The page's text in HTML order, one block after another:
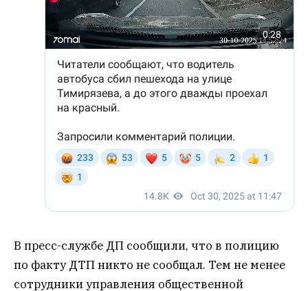
В пресс-службе ДП сообщили, что в полицию
по факту ДТП никто не сообщал. Тем не менее
сотрудники управления общественной